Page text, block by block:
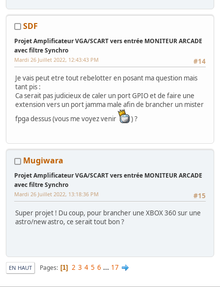
SDF
Projet Amplificateur VGA/SCART vers entrée MONITEUR ARCADE
avec filtre Synchro
#14
Mardi 26 Juillet 2022, 12:43:43 PM
Je vais peut etre tout rebelotter en posant ma question mais
tant pis :
Ca serait pas judicieux de caler un port GPIO et de faire une
extension vers un port jamma male afin de brancher un mister
fpga dessus (vous me voyez venir
) ?
Mugiwara
Projet Amplificateur VGA/SCART vers entrée MONITEUR ARCADE
avec filtre Synchro
#15
Mardi 26 Juillet 2022, 13:18:36 PM
Super projet ! Du coup, pour brancher une XBOX 360 sur une
astro/new astro, ce serait tout bon ?
EN HAUT Pages 1 2 3 4 5 6 ... 17